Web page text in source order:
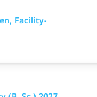
Facility-